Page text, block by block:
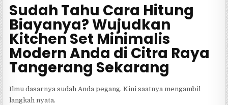
Sudah Tahu Cara Hitung
Biayanya? Wujudkan
Kitchen Set Minimalis
Modern Anda di Citra Raya
Tangerang Sekarang
Ilmu dasarnya sudah Anda pegang. Kini saatnya mengambil
langkah nyata.